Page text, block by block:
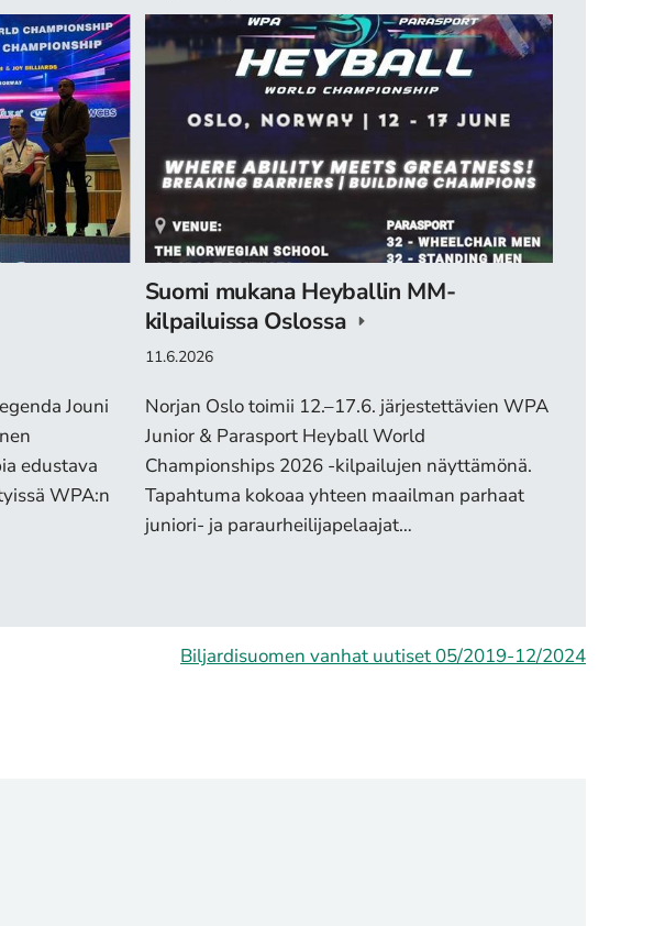
Jouni
edustava
WPA:n
Suomi mukana Heyballin MM-
kilpailuissa Oslossa
11.6.2026
Norjan Oslo toimii 12.–17.6. järjestettävien WPA
Junior & Parasport Heyball World
Championships 2026 -kilpailujen näyttämönä.
Tapahtuma kokoaa yhteen maailman parhaat
juniori- ja paraurheilijapelaajat…
Biljardisuomen vanhat uutiset 05/2019-12/2024